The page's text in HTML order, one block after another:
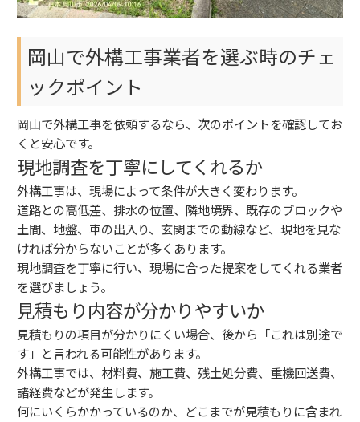
岡山で外構工事業者を選ぶ時のチェ
ックポイント
岡山で外構工事を依頼するなら、次のポイントを確認してお
くと安心です。
現地調査を丁寧にしてくれるか
外構工事は、現場によって条件が大きく変わります。
道路との高低差、排水の位置、隣地境界、既存のブロックや
土間、地盤、車の出入り、玄関までの動線など、現地を見な
ければ分からないことが多くあります。
現地調査を丁寧に行い、現場に合った提案をしてくれる業者
を選びましょう。
見積もり内容が分かりやすいか
見積もりの項目が分かりにくい場合、後から「これは別途で
す」と言われる可能性があります。
外構工事では、材料費、施工費、残土処分費、重機回送費、
諸経費などが発生します。
何にいくらかかっているのか、どこまでが見積もりに含まれ